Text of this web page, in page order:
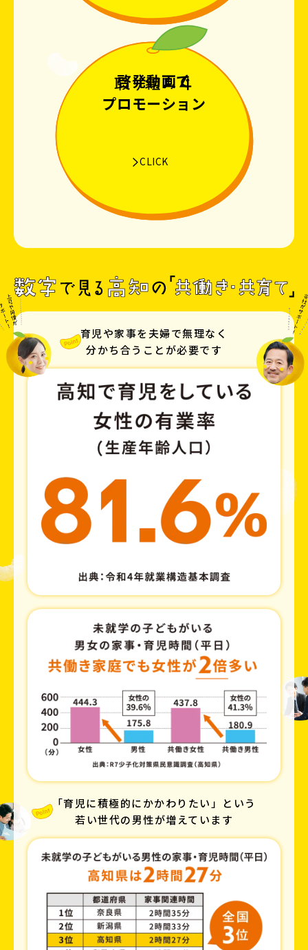
啓発動画で
プロモーション
CLICK
育児や家事を夫婦で無理なく
分かち合うことが必要です
「育児に積極的にかかわりたい」という
若い世代の男性が増えています